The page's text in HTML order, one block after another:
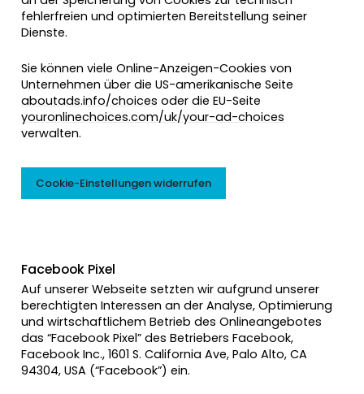
fehlerfreien und optimierten Bereitstellung seiner
Dienste.
Sie können viele Online-Anzeigen-Cookies von
Unternehmen über die US-amerikanische Seite
aboutads.info/choices oder die EU-Seite
youronlinechoices.com/uk/your-ad-choices
verwalten.
Cookie-Einstellungen widerrufen
Facebook Pixel
Auf unserer Webseite setzten wir aufgrund unserer
berechtigten Interessen an der Analyse, Optimierung
und wirtschaftlichem Betrieb des Onlineangebotes
das “Facebook Pixel” des Betriebers Facebook,
Facebook Inc., 1601 S. California Ave, Palo Alto, CA
94304, USA (“Facebook”) ein.